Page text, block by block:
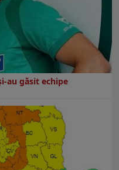
au găsit echipe